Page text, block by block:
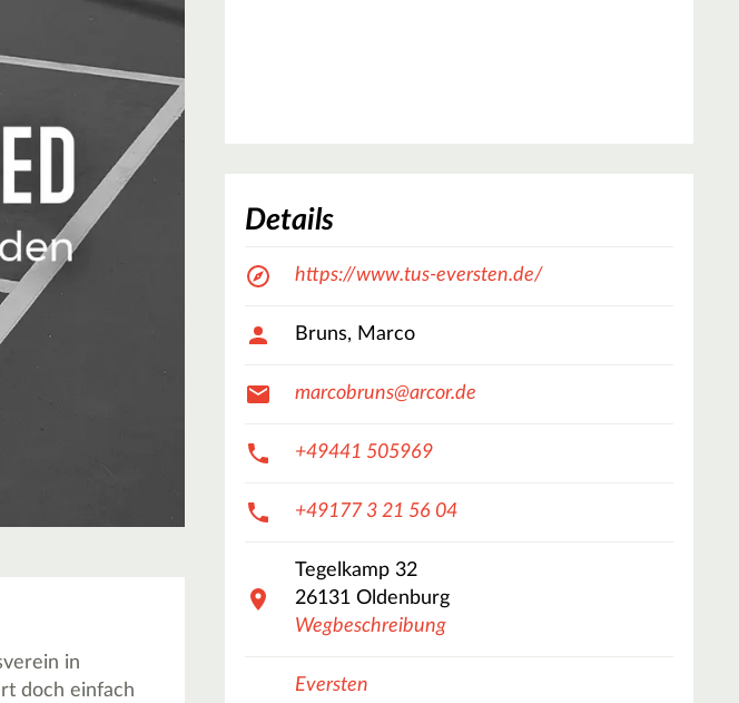
in
doch einfach
Details
https://www.tus-eversten.de/
Bruns, Marco
marcobruns@arcor.de
+49441 505969
+49177 3 21 56 04
Tegelkamp 32
26131 Oldenburg
Wegbeschreibung
Eversten